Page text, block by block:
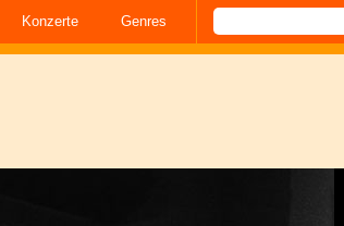
Konzerte Genres